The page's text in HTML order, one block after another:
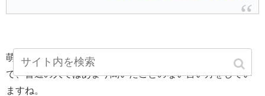
萌香さんは人とは違った
を持っているよう
で、普通の人ではあまり聞いたことのない言い方をしてい
ますね。